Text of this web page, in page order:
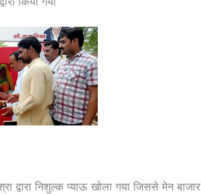
द्वारा निशुल्क प्याऊ खोला गया जिससे मेन बाजार